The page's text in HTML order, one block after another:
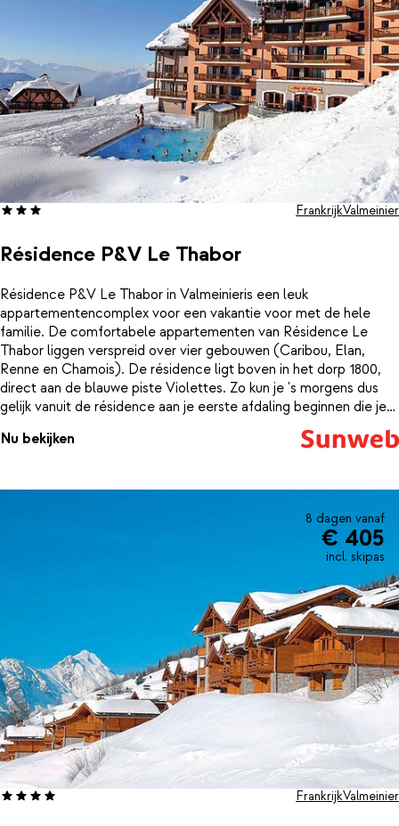
Résidence P&V Le Thabor
FrankrijkValmeinier
Résidence P&V Le Thabor in Valmeinieris een leuk
appartementencomplex voor een vakantie voor met de hele
familie. De comfortabele appartementen van Résidence Le
Thabor liggen verspreid over vier gebouwen (Caribou, Elan,
Renne en Chamois). De résidence ligt boven in het dorp 1800,
direct aan de blauwe piste Violettes. Zo kun je 's morgens dus
gelijk vanuit de résidence aan je eerste afdaling beginnen die je
leidt naar de stoeltjesliften Jeux en Aynard, op slechts 100
meter. Na een dag op de piste kun je heerlijk ontspannen in de
restaurants en gezellige bars. Heb je geen zin om 's avonds de
deur nog uit te gaan? In de résidence zelf zitten 2 leuke
restaurant waar je kunt genieten van een heerlijk Frans diner.
Kortom, alles is hier aanwezig om er een geweldige wintersport
Nu bekijken
8 dagen vanaf
€ 405
incl. skipas
FrankrijkValmeinier